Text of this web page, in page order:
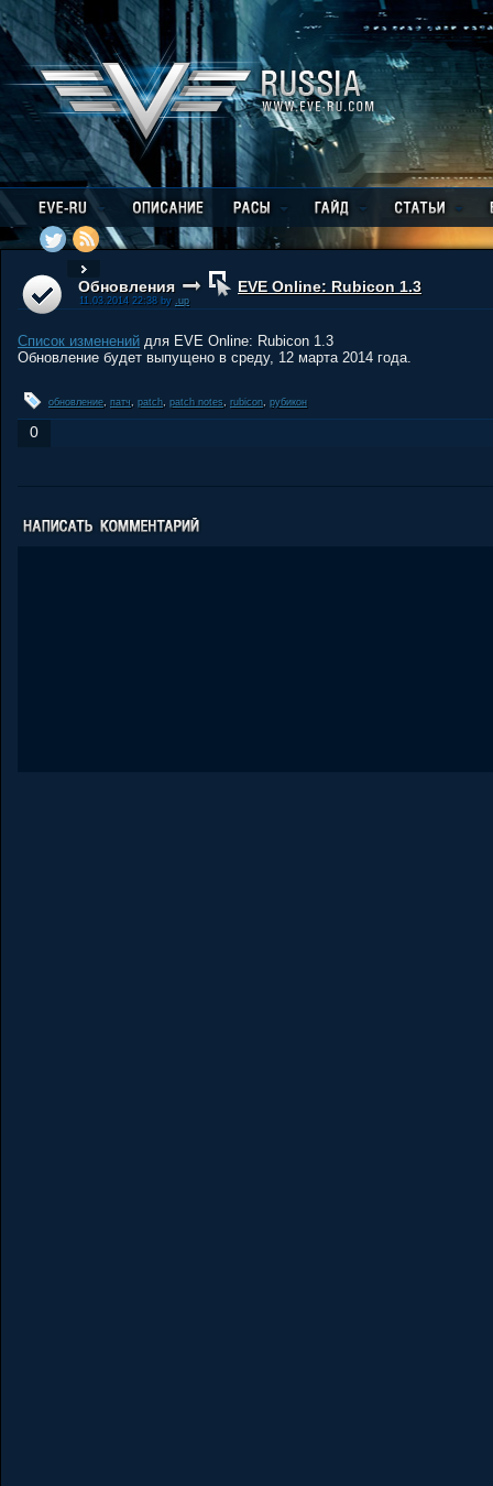
Обновления EVE Online: Rubicon 1.3
11.03.2014 22:38 by .up
Список изменений для EVE Online: Rubicon 1.3
Обновление будет выпущено в среду, 12 марта 2014 года.
обновление, патч patch patch notes rubicon рубикон
0